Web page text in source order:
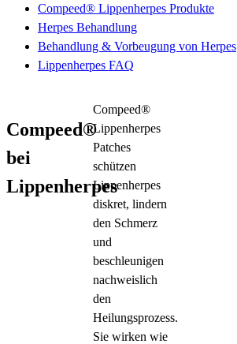
Compeed® Lippenherpes Produkte
Herpes Behandlung
Behandlung & Vorbeugung von Herpes
Lippenherpes FAQ
Compeed®
bei
Lippenherpes
Compeed®
Lippenherpes
Patches
schützen
Lippenherpes
diskret, lindern
den Schmerz
und
beschleunigen
nachweislich
den
Heilungsprozess.
Sie wirken wie